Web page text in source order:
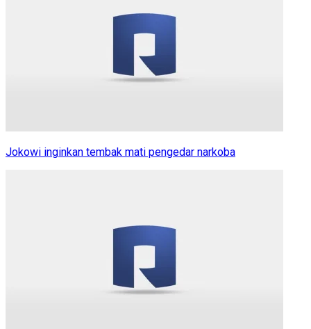
Jokowi inginkan tembak mati pengedar narkoba